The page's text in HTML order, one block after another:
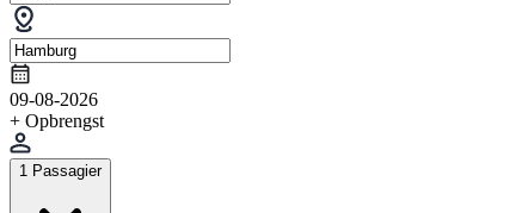
09-08-2026
+ Opbrengst
1 Passagier